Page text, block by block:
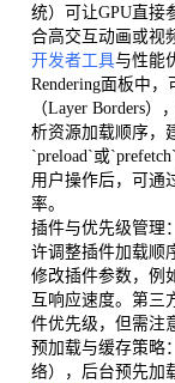
统）可让GPU直接
合高交互动画或视
开发者工具与性能
Rendering面板中
（Layer Borders
析资源加载顺序，
`preload`或
用户操作后，可通
率。
插件与优先级管理
许调整插件加载顺
修改插件参数，例
互响应速度。第三
件优先级，但需注
预加载与缓存策略
络），后台预先加